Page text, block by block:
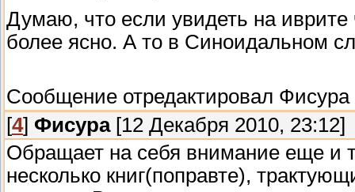
Думаю, что если увидеть на
более ясно. А то в Синоидальном
Сообщение отредактировал Фисура
[4] Фисура[12 Декабря 2010, 23:12]
Обращает на себя внимание еще и
несколько книг(поправте),